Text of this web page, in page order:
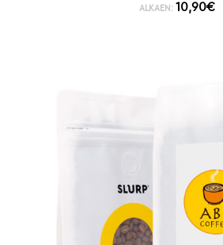
ALKAEN: 10,90€